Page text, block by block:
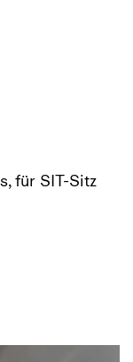
für SIT-Sitz